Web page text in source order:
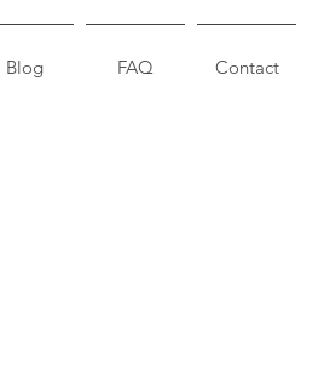
Blog FAQ Contact